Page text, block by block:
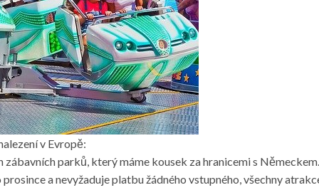
v Evropě:
parků, který máme kousek za hranicemi s
a nevyžaduje platbu žádného vstupného, všechny